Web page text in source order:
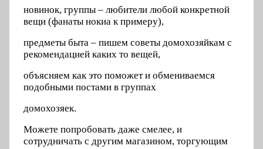
новинок, группы – любители любой конкретной
вещи (фанаты нокиа к примеру),
предметы быта – пишем советы домохозяйкам с
рекомендацией каких то вещей,
объясняем как это поможет и обмениваемся
подобными постами в группах
домохозяек.
Можете попробовать даже смелее, и
сотрудничать с другим магазином, торгующим